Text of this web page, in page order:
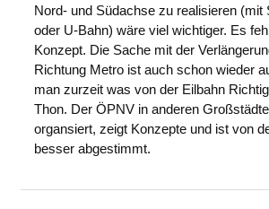
Nord- und Südachse zu realisieren (mit
oder U-Bahn) wäre viel wichtiger. Es
Konzept. Die Sache mit der
Richtung Metro ist auch schon wieder
man zurzeit was von der Eilbahn
Thon. Der ÖPNV in anderen
organsiert, zeigt Konzepte und ist von
besser abgestimmt.